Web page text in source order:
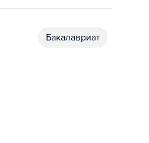
бакалавриат